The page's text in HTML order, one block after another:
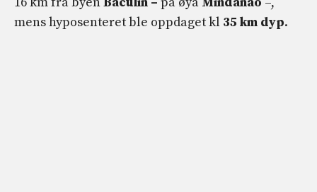
mens hyposenteret ble oppdaget kl 35 km dyp.